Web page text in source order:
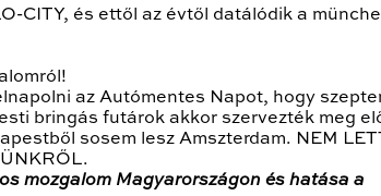
CITY, és ettől az évtől datálódik a
az Autómentes Napot, hogy
bringás futárok akkor szervezték meg
sosem lesz Amszterdam. NEM
mozgalom Magyarországon és hatása a